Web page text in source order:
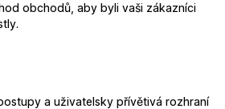
obchodů, aby byli vaši zákazníci
a uživatelsky přívětivá rozhraní